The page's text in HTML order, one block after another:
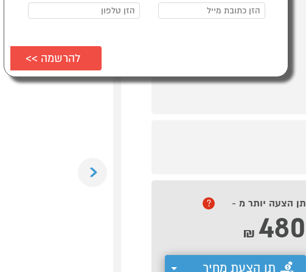
תן הצעה יותר מ - ?
480
₪
תן הצעת מחיר